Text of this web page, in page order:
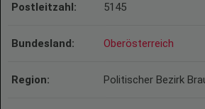
Postleitzahl: 5145
Bundesland: Oberösterreich
Region: Politischer Bezirk